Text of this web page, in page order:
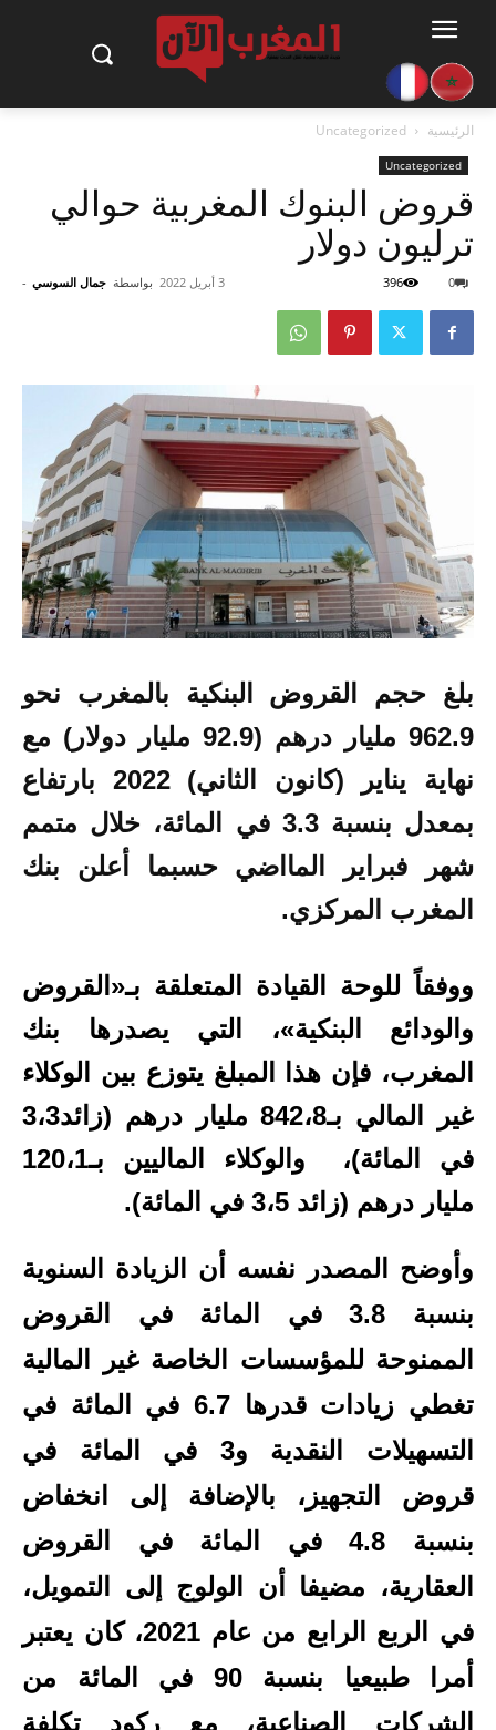
الرئيسية Uncategorized
Uncategorized
قروض البنوك المغربية حوالي
ترليون دولار
بواسطة جمال السوسي - 3 أبريل 2022 0
396
بلغ حجم القروض البنكية بالمغرب نحو
962.9 مليار درهم (92.9 مليار دولار) مع
نهاية يناير (كانون الثاني) 2022 بارتفاع
بمعدل بنسبة 3.3 في المائة، خلال متمم
شهر فبراير المااضي حسبما أعلن بنك
المغرب المركزي.
ووفقاً للوحة القيادة المتعلقة بـ«القروض
والودائع البنكية»، التي يصدرها بنك
المغرب، فإن هذا المبلغ يتوزع بين الوكلاء
غير المالي
بـ842،8 مليار درهم (زائد3،3
في المائة)،
والوكلاء الماليين
بـ120،1
مليار درهم (زائد 3،5 في المائة).
وأوضح المصدر نفسه أن الزيادة السنوية
بنسبة
3.8 في المائة في القروض
الممنوحة للمؤسسات الخاصة غير المالية
تغطي زيادات قدرها 6.7 في المائة في
التسهيلات النقدية و3 في المائة في
قروض التجهيز، بالإضافة إلى انخفاض
بنسبة 4.8 في المائة في القروض
العقارية، مضيفا أن الولوج إلى التمويل،
في الربع الرابع من عام 2021، كان يعتبر
أمرا طبيعيا بنسبة 90 في المائة من
الشركات الصناعية، مع ركود تكلفة